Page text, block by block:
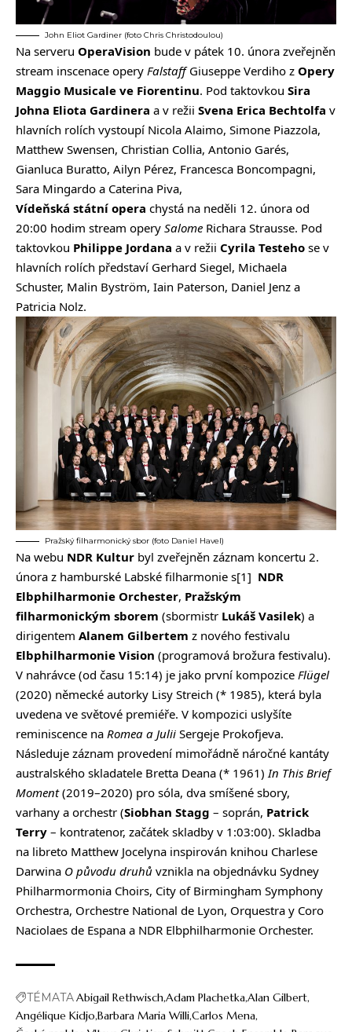
John Eliot Gardiner (foto Chris Christodoulou)
Na serveru OperaVision bude v pátek 10. února zveřejněn
stream inscenace opery FalstaffGiuseppe Verdiho z Opery
Maggio Musicale ve Fiorentinu. Pod taktovkou Sira
Johna Eliota Gardinera a v režii Svena Erica Bechtolfa v
hlavních rolích vystoupí Nicola Alaimo, Simone Piazzola,
Matthew Swensen, Christian Collia, Antonio Garés,
Gianluca Buratto, Ailyn Pérez, Francesca Boncompagni,
Sara Mingardo a Caterina Piva,
Vídeňská státní opera chystá na neděli 12. února od
20:00 hodim stream opery Salome Richara Strausse. Pod
taktovkou Philippe Jordana a v režii Cyrila Testeho se v
hlavních rolích představí Gerhard Siegel, Michaela
Schuster, Malin Byström, Iain Paterson, Daniel Jenz a
Patricia Nolz.
Pražský filharmonický sbor (foto Daniel Havel)
Na webu NDR Kultur byl zveřejněn záznam koncertu 2.
února z hamburské Labské filharmonie s[1] NDR
Elbphilharmonie Orchester, Pražským
filharmonickým sborem (sbormistr Lukáš Vasilek) a
dirigentem Alanem Gilbertem z nového festivalu
Elbphilharmonie Vision (programová brožura festivalu).
V nahrávce (od času 15:14) je jako první kompozice Flügel
(2020) německé autorky Lisy Streich (* 1985), která byla
uvedena ve světové premiéře. V kompozici uslyšíte
reminiscence na Romea a Julii Sergeje Prokofjeva.
Následuje záznam provedení mimořádně náročné kantáty
australského skladatele Bretta Deana (* 1961) In This Brief
Moment(2019–2020) pro sóla, dva smíšené sbory,
varhany a orchestr (Siobhan Stagg – soprán, Patrick
Terry – kontratenor, začátek skladby v 1:03:00). Skladba
na libreto Matthew Jocelyna inspirován knihou Charlese
Darwina O původu druhů vznikla na objednávku Sydney
Philharmormonia Choirs, City of Birmingham Symphony
Orchestra, Orchestre National de Lyon, Orquestra y Coro
Naciolaes de Espana a NDR Elbphilharmonie Orchester.
TÉMATAAbigail RethwischAdam PlachetkaAlan Gilbert
Angélique Kidjo Barbara Maria WilliCarlos Mena